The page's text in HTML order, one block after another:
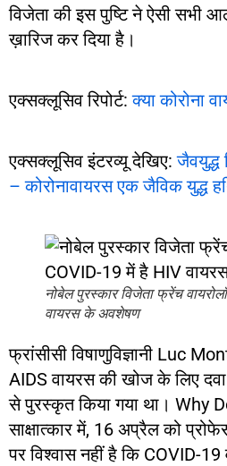
विजेता की इस पुष्टि ने ऐसी सभी
ख़ारिज कर दिया है।
एक्सक्लूसिव रिपोर्ट:क्या कोरोना
एक्सक्लूसिव इंटरव्यू देखिए:जैवयुद्ध
– कोरोनावायरस एक जैविक युद्ध
नोबेल पुरस्कार विजेता फ्रेंच
वायरस के अवशेषण
फ्रांसीसी विषाणुविज्ञानी Luc
AIDS वायरस की खोज के लिए
से पुरस्कृत किया गया था। Why
साक्षात्कार में, 16 अप्रैल को
पर विश्वास नहीं है कि COVID-